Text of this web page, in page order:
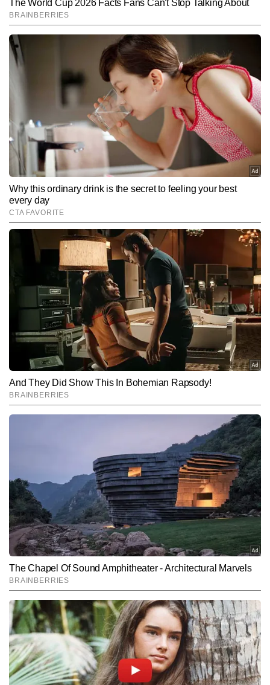
AUTHOR
गौरव तिवारी टाइम्स नाउ नवभारत डिजिटल में टेक और ऑटो बीट को कवर करते
हैं। मीडिया इंडस्ट्री में 9 वर्षों के अनुभव के साथ, गौरव तकनीकी दुनिया की तेजी से
बदलती जानकारियो को सरल और समझने योग्य भाषा में पेश करने के लिए जाने जाते
हैं। वह गैजेट रिव्यू, टेलिकॉम अपडेट्स, आर्टिफिशियल इंटेलिजेंस, साइबर क्राइम,
टिप्स एंड ट्रिक्स, ई-कॉमर्स और ऑटोमोबाइल सेक्टर की महत्वपूर्ण खबरों पर
लगातार काम करते हैं। गौरव अब तक 10,000 से अधिक आर्टिकल्स लिख चुके
हैं। उनकी स्टोरीज न सिर्फ टेक-सेवी पाठकों के लिए उपयोगी होती हैं, बल्कि आम
यूजर्स को भी नई तकनीक समझने और अपनाने में मदद करती हैं।
और पढ़ें
Follow Us:
Subscribe to our daily Newsletter!